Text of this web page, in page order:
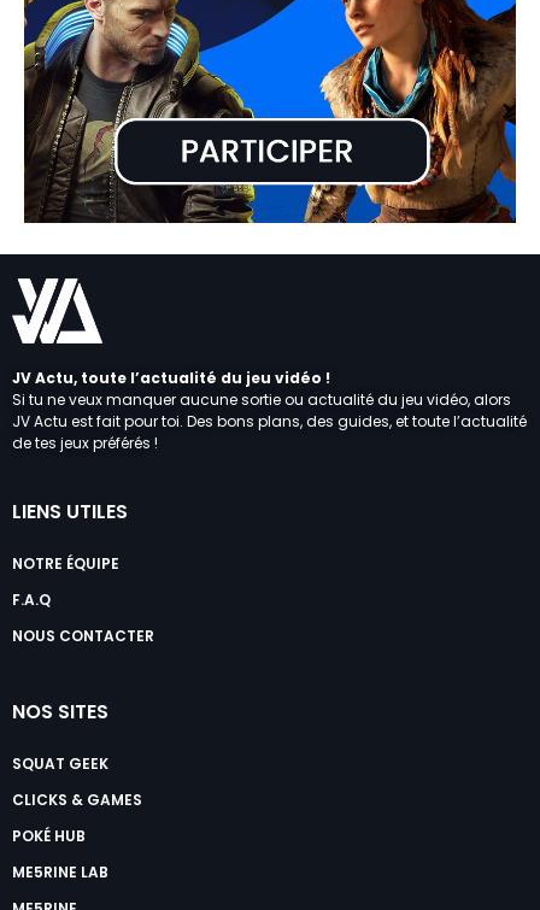
JV Actu, toute l’actualité du jeu vidéo !
Si tu ne veux manquer aucune sortie ou actualité du jeu vidéo, alors
JV Actu est fait pour toi. Des bons plans, des guides, et toute l’actualité
de tes jeux préférés !
LIENS UTILES
NOTRE ÉQUIPE
F.A.Q
NOUS CONTACTER
NOS SITES
SQUAT GEEK
CLICKS & GAMES
POKÉ HUB
ME5RINE LAB